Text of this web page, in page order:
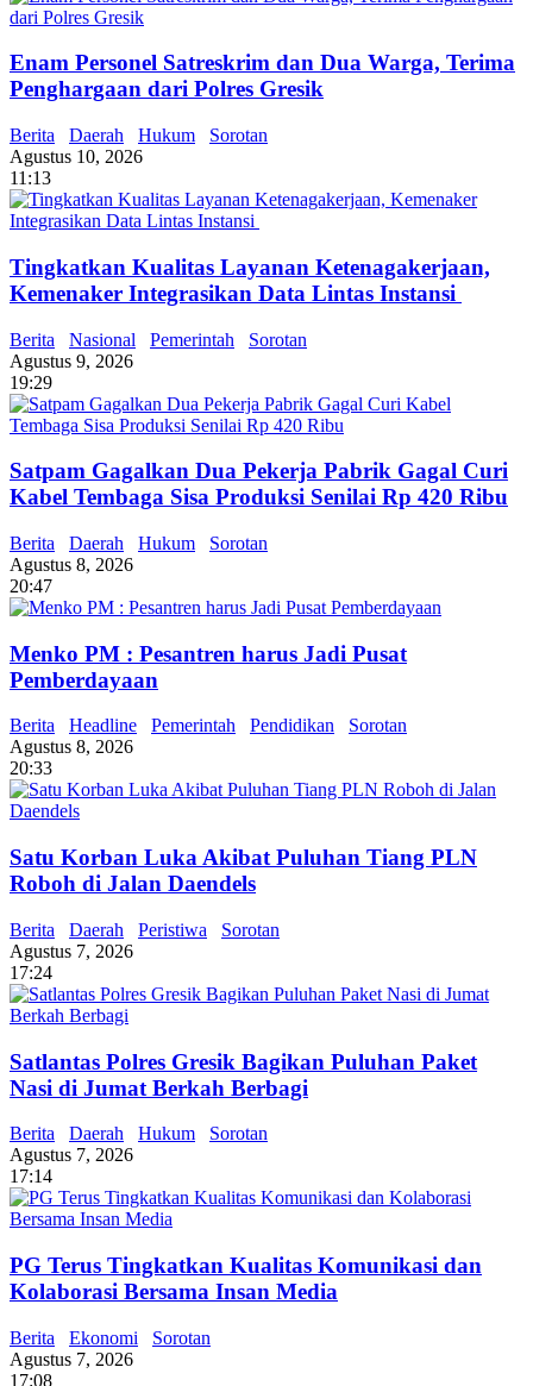
Enam Personel Satreskrim dan Dua Warga, Terima
Penghargaan dari Polres Gresik
Berita Daerah Hukum
Sorotan
Agustus 10, 2026
11:13
Tingkatkan Kualitas Layanan Ketenagakerjaan,
Kemenaker Integrasikan Data Lintas Instansi
Berita Nasional Pemerintah
Sorotan
Agustus 9, 2026
19:29
Satpam Gagalkan Dua Pekerja Pabrik Gagal Curi
Kabel Tembaga Sisa Produksi Senilai Rp 420 Ribu
Berita Daerah Hukum
Sorotan
Agustus 8, 2026
20:47
Menko PM : Pesantren harus Jadi Pusat
Pemberdayaan
Berita Headline Pemerintah Pendidikan
Sorotan
Agustus 8, 2026
20:33
Satu Korban Luka Akibat Puluhan Tiang PLN
Roboh di Jalan Daendels
Berita Daerah Peristiwa
Sorotan
Agustus 7, 2026
17:24
Satlantas Polres Gresik Bagikan Puluhan Paket
Nasi di Jumat Berkah Berbagi
Berita Daerah Hukum
Sorotan
Agustus 7, 2026
17:14
PG Terus Tingkatkan Kualitas Komunikasi dan
Kolaborasi Bersama Insan Media
Berita Ekonomi
Sorotan
Agustus 7, 2026
17:08